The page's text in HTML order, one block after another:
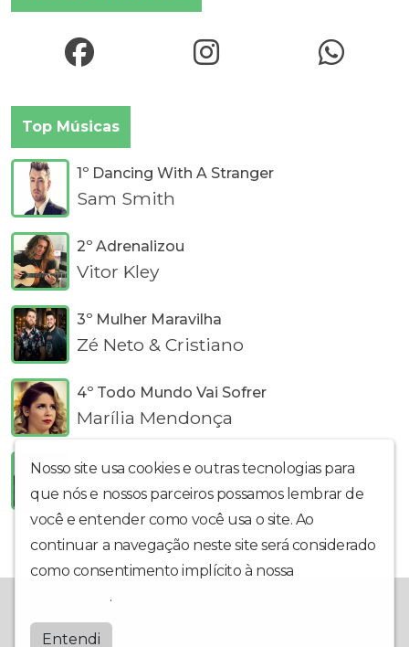
Top Músicas
1º Dancing With A Stranger
Sam Smith
2º Adrenalizou
Vitor Kley
3º Mulher Maravilha
Zé Neto & Cristiano
4º Todo Mundo Vai Sofrer
Marília Mendonça
5º Girls Like You
Maroon Five e Cardi B
Nosso site usa cookies e outras tecnologias para
que nós e nossos parceiros possamos lembrar de
você e entender como você usa o site. Ao
continuar a navegação neste site será considerado
como consentimento implícito à nossa
.
Entendi